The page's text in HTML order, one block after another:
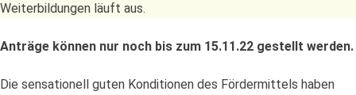
Weiterbildungen läuft aus.
Anträge können nur noch bis zum 15.11.22 gestellt werden.
Die sensationell guten Konditionen des Fördermittels haben